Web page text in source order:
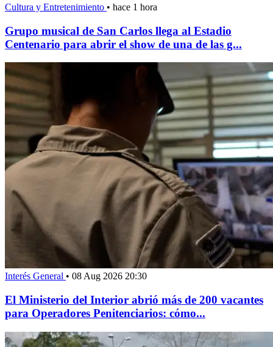
Cultura y Entretenimiento • hace 1 hora
Grupo musical de San Carlos llega al Estadio
Centenario para abrir el show de una de las g...
Interés General • 08 Aug 2026 20:30
El Ministerio del Interior abrió más de 200 vacantes
para Operadores Penitenciarios: cómo...